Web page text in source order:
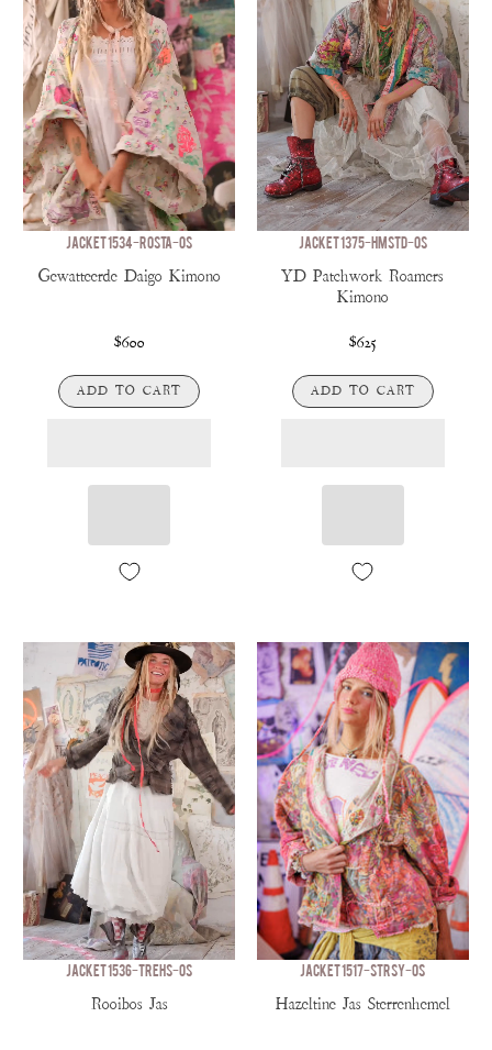
JACKET 1534-ROSTA-OS
Gewatteerde Daigo Kimono
$600
ADD TO CART
JACKET 1375-HMSTD-OS
YD Patchwork Roamers
Kimono
$625
ADD TO CART
JACKET 1536-TREHS-OS
Rooibos Jas
JACKET 1517-STRSY-OS
Hazeltine Jas Sterrenhemel